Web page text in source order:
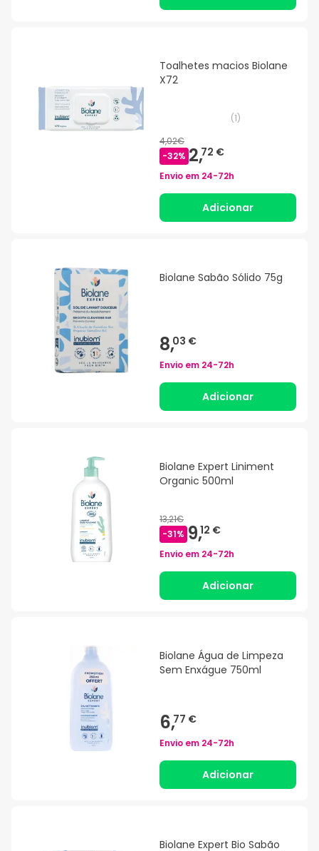
Toalhetes macios Biolane
X72
(1)
4,02€
-32% 2,72 €
Envio em 24-72h
Adicionar
Biolane Sabão Sólido 75g
8,03 €
Envio em 24-72h
Adicionar
Biolane Expert Liniment
Organic 500ml
13,21€
-31% 9,12 €
Envio em 24-72h
Adicionar
Biolane Água de Limpeza
Sem Enxágue 750ml
6,77 €
Envio em 24-72h
Adicionar
Biolane Expert Bio Sabão